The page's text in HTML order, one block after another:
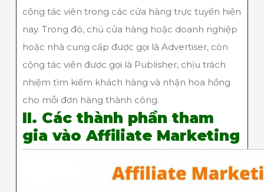
cộng tác viên trong các cửa hàng trực tuyến hiện
nay. Trong đó, chủ cửa hàng hoặc doanh nghiệp
hoặc nhà cung cấp được gọi là Advertiser, còn
cộng tác viên được gọi là Publisher, chịu trách
nhiệm tìm kiếm khách hàng và nhận hoa hồng
cho mỗi đơn hàng thành công.
II. Các thành phần tham
gia vào Affiliate Marketing